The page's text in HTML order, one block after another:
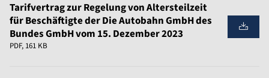
Tarifvertrag zur Regelung von Altersteilzeit
für Beschäftigte der Die Autobahn GmbH des
Bundes GmbH vom 15. Dezember 2023
PDF, 161 KB